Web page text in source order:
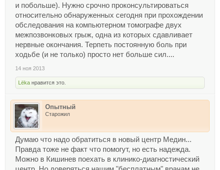
и побольше). Нужно срочно проконсультироваться
относительно обнаруженных сегодня при прохождении
обследования на компьютерном томографе двух
межпозвонковых грыж, одна из которых сдавливает
нервные окончания. Терпеть постоянную боль при
ходьбе (и не только) просто нет больше сил....
14 ноя 2013
Lёka нравится это.
Опытный
Старожил
Думаю что надо обратиться в новый центр Медин...
Правда тоже не факт что помогут, но есть надежда.
Можно в Кишинев поехать в клинико-диагностический